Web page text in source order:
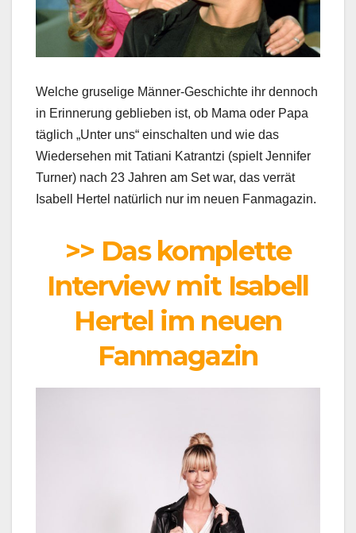
Welche gruselige Männer-Geschichte ihr dennoch
in Erinnerung geblieben ist, ob Mama oder Papa
täglich „Unter uns“ einschalten und wie das
Wiedersehen mit Tatiani Katrantzi (spielt Jennifer
Turner) nach 23 Jahren am Set war, das verrät
Isabell Hertel natürlich nur im neuen Fanmagazin.
>> Das komplette
Interview mit Isabell
Hertel im neuen
Fanmagazin